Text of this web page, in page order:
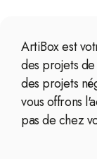
ArtiBox est
des projets
des projets
vous offrons
pas de chez